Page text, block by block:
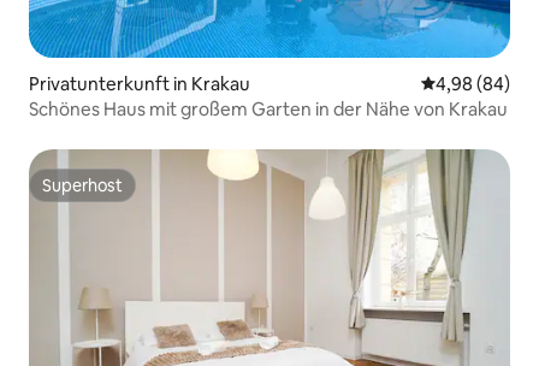
Privatunterkunft in Krakau
4,98 (84)
Schönes Haus mit großem Garten in der Nähe von Krakau
Superhost
Superhost